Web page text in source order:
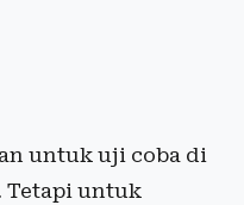
untuk uji coba di
Tetapi untuk